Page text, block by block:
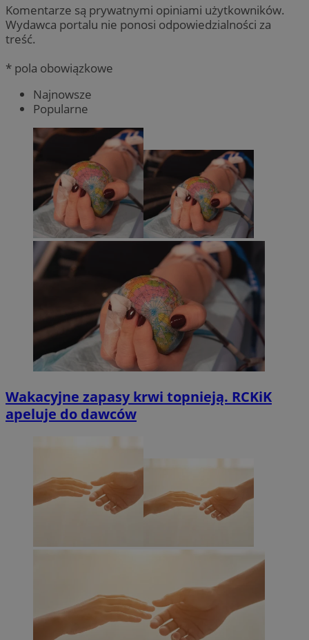
Komentarze są prywatnymi opiniami użytkowników.
Wydawca portalu nie ponosi odpowiedzialności za
treść.
* pola obowiązkowe
Najnowsze
Popularne
Wakacyjne zapasy krwi topnieją. RCKiK
apeluje do dawców